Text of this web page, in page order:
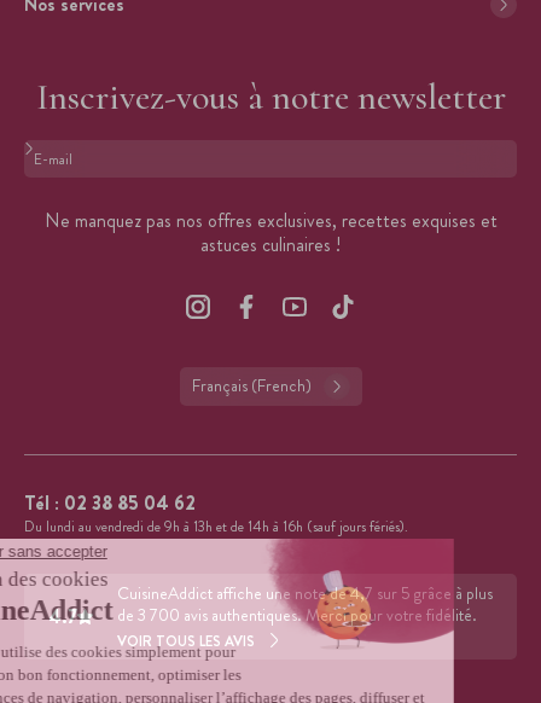
Inscrivez-vous à notre newsletter
Format : adresse@email.com
Ne manquez pas nos offres exclusives, recettes exquises et
astuces culinaires !
Français (French)
Tél : 02 38 85 04 62
Du lundi au vendredi de 9h à 13h et de 14h à 16h (sauf jours fériés).
4.7
CuisineAddict affiche une note de 4,7 sur 5 grâce à plus
de 3 700 avis authentiques. Merci pour votre fidélité.
VOIR TOUS LES AVIS